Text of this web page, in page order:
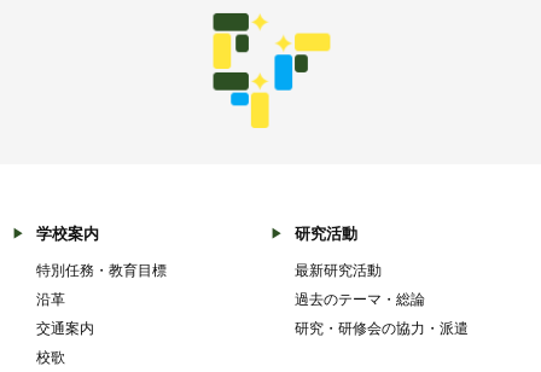
学校案内
特別任務・教育目標
沿革
交通案内
校歌
研究活動
最新研究活動
過去のテーマ・総論
研究・研修会の協力・派遣